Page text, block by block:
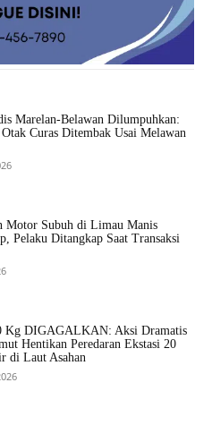
Marelan-Belawan Dilumpuhkan:
Curas Ditembak Usai Melawan
Motor Subuh di Limau Manis
Pelaku Ditangkap Saat Transaksi
Kg DIGAGALKAN: Aksi Dramatis
Hentikan Peredaran Ekstasi 20
di Laut Asahan